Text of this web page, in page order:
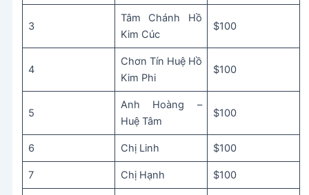
3
Tâm Chánh Hồ
Kim Cúc
$100
4
Chơn Tín Huệ Hồ
Kim Phi
$100
5
Anh Hoàng –
Huệ Tâm
$100
6 Chị Linh $100
7 Chị Hạnh $100